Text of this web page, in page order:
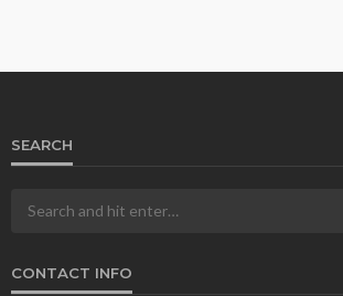
SEARCH
CONTACT INFO